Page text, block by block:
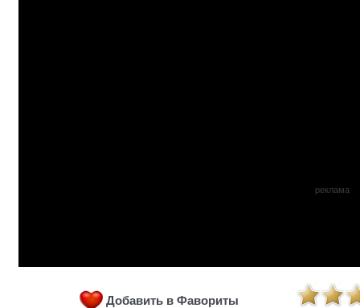
реклама
Добавить в Фавориты